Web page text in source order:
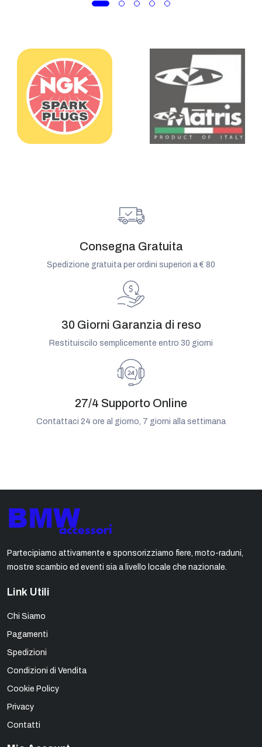
Consegna Gratuita
Spedizione gratuita per ordini superiori a € 80
30 Giorni Garanzia di reso
Restituiscilo semplicemente entro 30 giorni
27/4 Supporto Online
Contattaci 24 ore al giorno, 7 giorni alla settimana
Partecipiamo attivamente e sponsorizziamo fiere, moto-raduni,
mostre scambio ed eventi sia a livello locale che nazionale.
Link Utili
Chi Siamo
Pagamenti
Spedizioni
Condizioni di Vendita
Cookie Policy
Privacy
Contatti